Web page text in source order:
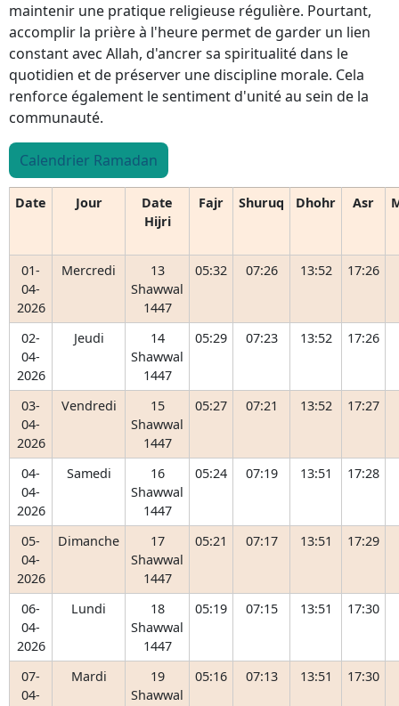
maintenir une pratique religieuse régulière. Pourtant,
accomplir la prière à l'heure permet de garder un lien
constant avec Allah, d'ancrer sa spiritualité dans le
quotidien et de préserver une discipline morale. Cela
renforce également le sentiment d'unité au sein de la
communauté.
Calendrier Ramadan
Date Jour
Date
Hijri
Fajr Shuruq Dhohr Asr
01-
04-
2026
Mercredi
13
Shawwal
1447
05:32 07:26 13:52 17:26
02-
04-
2026
Jeudi
14
Shawwal
1447
05:29 07:23 13:52 17:26
03-
04-
2026
Vendredi
15
Shawwal
1447
05:27 07:21 13:52 17:27
04-
04-
2026
Samedi
16
Shawwal
1447
05:24 07:19 13:51 17:28
05-
04-
2026
Dimanche
17
Shawwal
1447
05:21 07:17 13:51 17:29
06-
04-
2026
Lundi
18
Shawwal
1447
05:19 07:15 13:51 17:30
07-
04-
Mardi
19
Shawwal
05:16 07:13 13:51 17:30